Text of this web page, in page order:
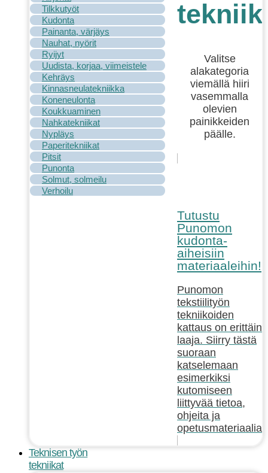
Tilkkutyöt
Kudonta
Painanta, värjäys
Nauhat, nyörit
Ryijyt
Uudista, korjaa, viimeistele
Kehräys
Kinnasneulatekniikka
Koneneulonta
Koukkuaminen
Nahkatekniikat
Nypläys
Paperitekniikat
Pitsit
Punonta
Solmut, solmeilu
Verhoilu
Valitse
alakategoria
viemällä hiiri
vasemmalla
olevien
painikkeiden
päälle.
Tutustu
Punomon
kudonta-
aiheisiin
materiaaleihin!
Punomon
tekstiilityön
tekniikoiden
kattaus on erittäin
laaja. Siirry tästä
suoraan
katselemaan
esimerkiksi
kutomiseen
liittyvää tietoa,
ohjeita ja
opetusmateriaalia!
Teknisen työn
tekniikat